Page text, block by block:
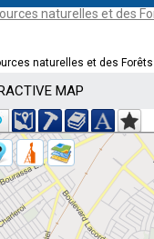
naturelles et des Forêts
MAP